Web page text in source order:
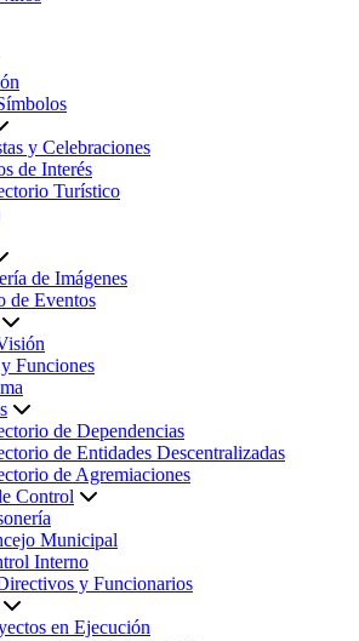
y Celebraciones
de Interés
Turístico
de Imágenes
de Eventos
Funciones
de Dependencias
de Entidades Descentralizadas
de Agremiaciones
Control
Municipal
Interno
y Funcionarios
en Ejecución